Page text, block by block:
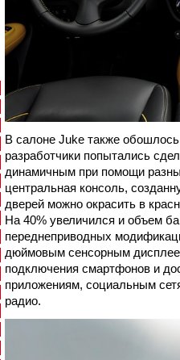
В салоне Juke также
разработчики попытались
динамичным при помощи
центральная консоль,
дверей можно окрасить в
На 40% увеличился и объем
переднеприводных
дюймовым сенсорным
подключения смартфонов и
приложениям, социальным
радио.